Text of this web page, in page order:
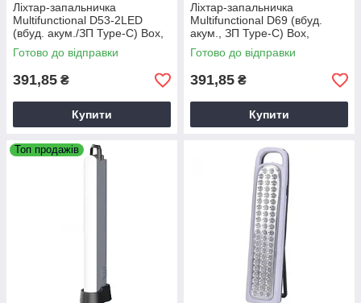
Ліхтар-запальничка
Multifunctional D53-2LED
(вбуд. акум./ЗП Type-C) Box,
Запальничка з ліхтарем
Готово до відправки
391,85 ₴
Купити
Ліхтар-запальничка
Multifunctional D69 (вбуд.
акум., ЗП Type-C) Box,
Запальничка з ліхтарем
Готово до відправки
391,85 ₴
Купити
Топ продажів